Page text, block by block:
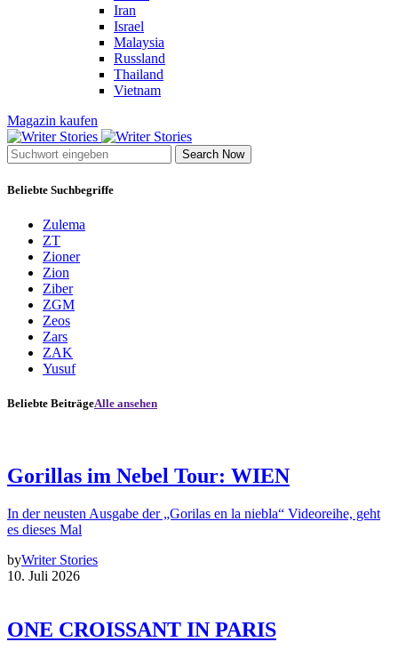
Iran
Israel
Malaysia
Russland
Thailand
Vietnam
Magazin kaufen
Search Now
Beliebte Suchbegriffe
Zulema
ZT
Zioner
Zion
Ziber
ZGM
Zeos
Zars
ZAK
Yusuf
Beliebte BeiträgeAlle ansehen
Gorillas im Nebel Tour: WIEN
In der neusten Ausgabe der „Gorilas en la niebla“ Videoreihe, geht
es dieses Mal
byWriter Stories
10. Juli 2026
ONE CROISSANT IN PARIS